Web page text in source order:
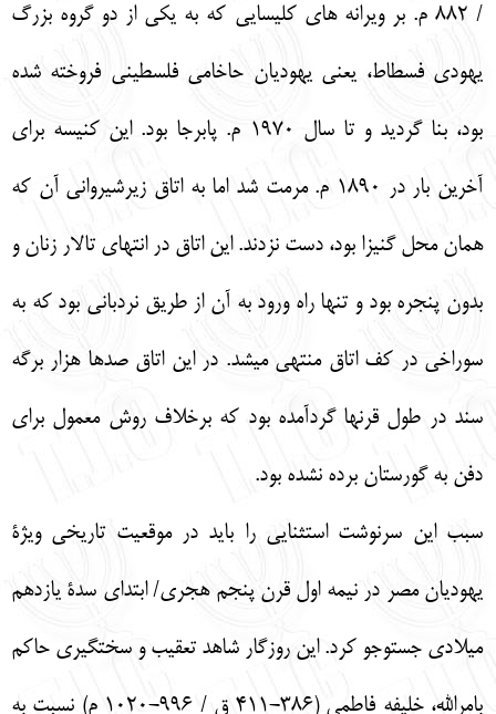
/ 882 م. بر ويرانه هاي كليسايي كه به يكي از دو گروه بزرگ
يهودي فسطاط، يعني يهوديان حاخامي فلسطيني فروخته شده
بود، بنا گرديد و تا سال 1970 م. پابرجا بود. اين كنيسه براي
آخرين بار در 1890 م. مرمت شد اما به اتاق زيرشيرواني آن كه
همان محل گنيزا بود، دست نزدند. اين اتاق در انتهاي تالار زنان و
بدون پنجره بود و تنها راه ورود به آن از طريق نردباني بود كه به
سوراخي در كف اتاق منتهي مي‏شد. در اين اتاق صدها هزار برگه
سند در طول قرن‏ها گردآمده بود كه برخلاف روش معمول براي
دفن به گورستان برده نشده بود.
سبب اين سرنوشت استثنايي را بايد در موقعيت تاريخي ويژة
يهوديان مصر در نيمه اول قرن پنجم هجري/ ابتداي سدة يازدهم
ميلادي جست‏وجو كرد. اين روزگار شاهد تعقيب و سخت‏گيري حاكم
بامرالله، خليفه فاطمي (386-411 ق / 996-1020 م) نسبت به